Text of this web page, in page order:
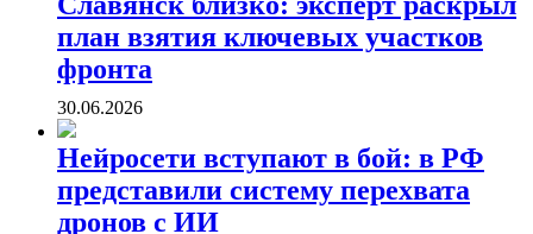
план взятия ключевых участков
фронта
30.06.2026
Нейросети вступают в бой: в РФ
представили систему перехвата
дронов с ИИ